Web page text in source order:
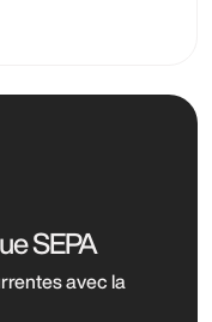
SEPA
avec la